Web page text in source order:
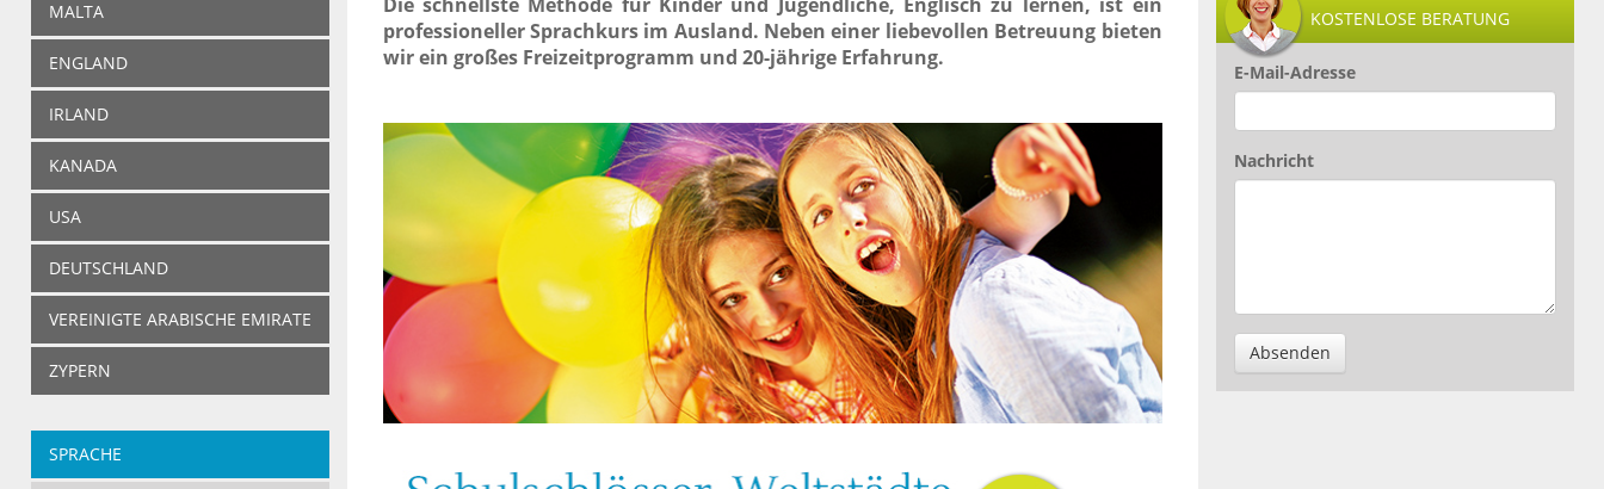
MALTA
ENGLAND
IRLAND
KANADA
USA
DEUTSCHLAND
VEREINIGTE ARABISCHE EMIRATE
ZYPERN
SPRACHE
Die schnellste Methode für Kinder und Jugendliche, Englisch zu lernen, ist ein
professioneller Sprachkurs im Ausland. Neben einer liebevollen Betreuung bieten
wir ein großes Freizeitprogramm und 20-jährige Erfahrung.
KOSTENLOSE BERATUNG
E-Mail-Adresse
Nachricht
Absenden